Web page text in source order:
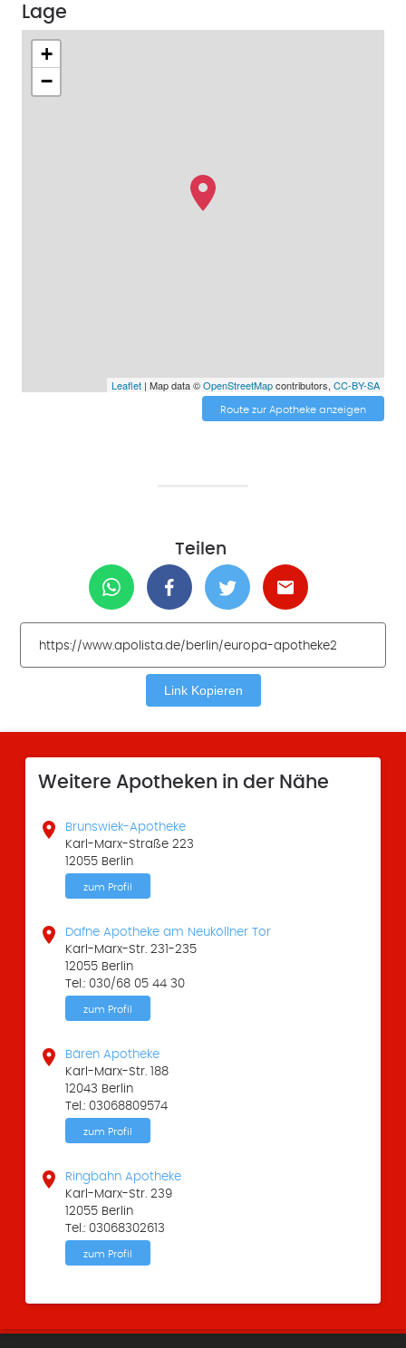
Lage
+
−
Leaflet| Map data ©OpenStreetMapcontributors, CC-BY-SA
Route zur Apotheke anzeigen
Teilen
Link Kopieren
Weitere Apotheken in der Nähe

Brunswiek-Apotheke
Karl-Marx-Straße 223
12055 Berlin
zum Profil

Dafne Apotheke am Neuköllner Tor
Karl-Marx-Str. 231-235
12055 Berlin
Tel.: 030/68 05 44 30
zum Profil

Bären Apotheke
Karl-Marx-Str. 188
12043 Berlin
Tel.: 03068809574
zum Profil

Ringbahn Apotheke
Karl-Marx-Str. 239
12055 Berlin
Tel.: 03068302613
zum Profil